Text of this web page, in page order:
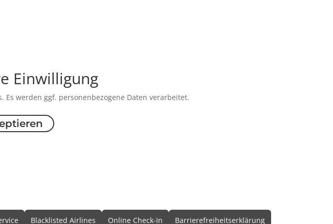
Einwilligung
werden ggf. personenbezogene Daten verarbeitet.
Blacklisted Airlines Online Check-In Barrierefreiheitserklärung